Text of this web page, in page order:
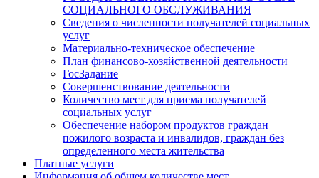
СОЦИАЛЬНОГО ОБСЛУЖИВАНИЯ
Сведения о численности получателей социальных
услуг
Материально-техническое обеспечение
План финансово-хозяйственной деятельности
ГосЗадание
Совершенствование деятельности
Количество мест для приема получателей
социальных услуг
Обеспечение набором продуктов граждан
пожилого возраста и инвалидов, граждан без
определенного места жительства
Платные услуги